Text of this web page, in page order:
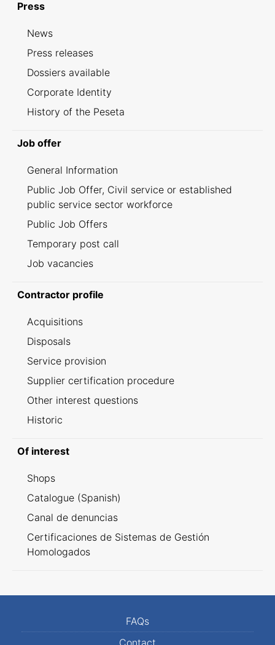
Press
News
Press releases
Dossiers available
Corporate Identity
History of the Peseta
Job offer
General Information
Public Job Offer, Civil service or established
public service sector workforce
Public Job Offers
Temporary post call
Job vacancies
Contractor profile
Acquisitions
Disposals
Service provision
Supplier certification procedure
Other interest questions
Historic
Of interest
Shops
Catalogue (Spanish)
Canal de denuncias
Certificaciones de Sistemas de Gestión
Homologados
FAQs
Contact